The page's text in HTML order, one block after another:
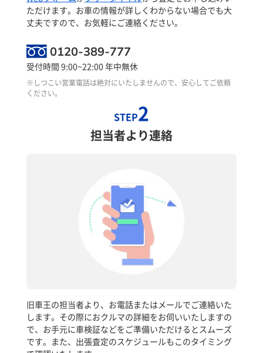
ただけます。お車の情報が詳しくわからない場合でも大
丈夫ですので、お気軽にご連絡ください。
0120-389-777
受付時間 9:00~22:00 年中無休
※しつこい営業電話は絶対にいたしませんので、安心してご依頼
ください。
STEP2
担当者より連絡
旧車王の担当者より、お電話またはメールでご連絡いた
します。その際におクルマの詳細をお伺いいたしますの
で、お手元に車検証などをご準備いただけるとスムーズ
です。また、出張査定のスケジュールもこのタイミング